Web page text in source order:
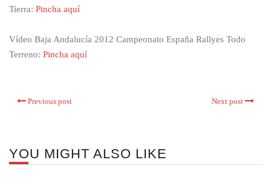
Tierra: Pincha aquí
Vídeo Baja Andalucía 2012 Campeonato España Rallyes Todo
Terreno: Pincha aquí
Previous post Next post
YOU MIGHT ALSO LIKE